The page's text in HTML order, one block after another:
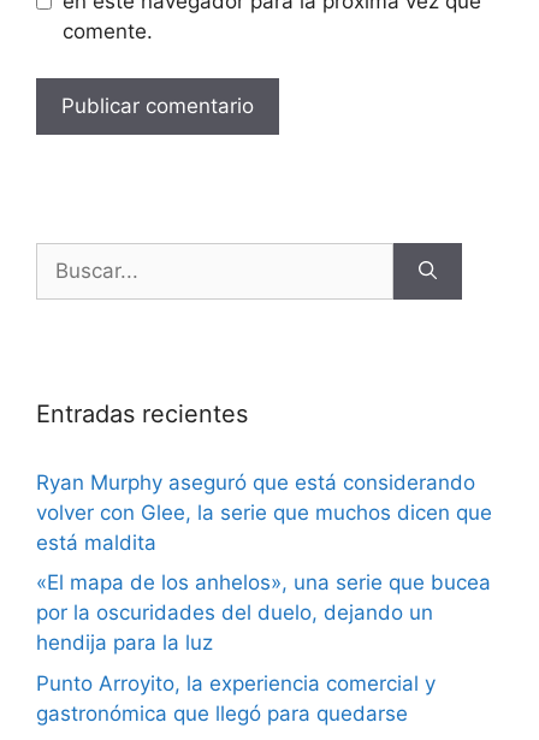
comente.
Entradas recientes
Ryan Murphy aseguró que está considerando
volver con Glee, la serie que muchos dicen que
está maldita
«El mapa de los anhelos», una serie que bucea
por la oscuridades del duelo, dejando un
hendija para la luz
Punto Arroyito, la experiencia comercial y
gastronómica que llegó para quedarse